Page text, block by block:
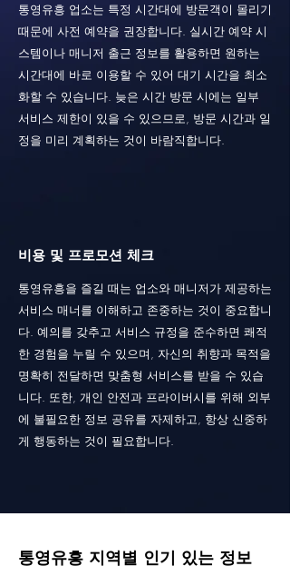
통영유흥 업소는 특정 시간대에 방문객이 몰리기
때문에 사전 예약을 권장합니다. 실시간 예약 시
스템이나 매니저 출근 정보를 활용하면 원하는
시간대에 바로 이용할 수 있어 대기 시간을 최소
화할 수 있습니다. 늦은 시간 방문 시에는 일부
서비스 제한이 있을 수 있으므로, 방문 시간과 일
정을 미리 계획하는 것이 바람직합니다.
비용 및 프로모션 체크
통영유흥을 즐길 때는 업소와 매니저가 제공하는
서비스 매너를 이해하고 존중하는 것이 중요합니
다. 예의를 갖추고 서비스 규정을 준수하면 쾌적
한 경험을 누릴 수 있으며, 자신의 취향과 목적을
명확히 전달하면 맞춤형 서비스를 받을 수 있습
니다. 또한, 개인 안전과 프라이버시를 위해 외부
에 불필요한 정보 공유를 자제하고, 항상 신중하
게 행동하는 것이 필요합니다.
통영유흥 지역별 인기 있는 정보